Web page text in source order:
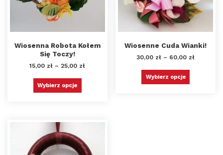
Wiosenna Robota Kołem
Się Toczy!
15,00 zł – 25,00 zł
Wybierz opcje
Wiosenne Cuda Wianki!
30,00 zł – 60,00 zł
Wybierz opcje